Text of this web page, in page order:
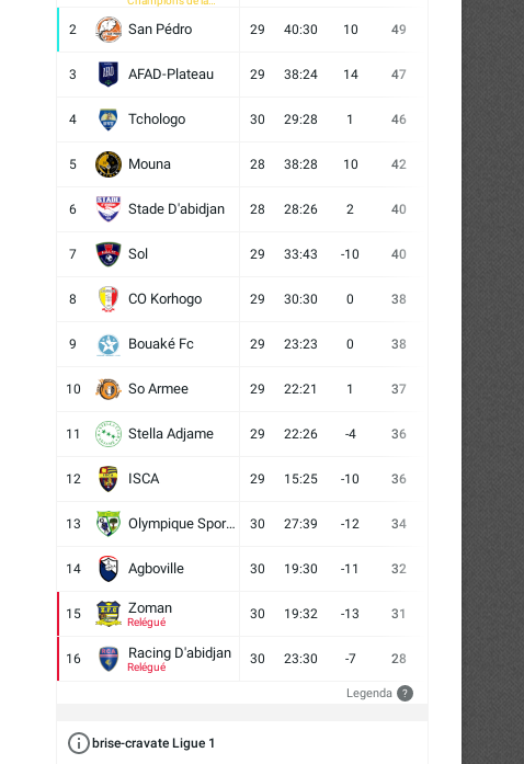
2 San Pédro 29 40:30 10 49
3 AFAD-Plateau 29 38:24 14 47
4 Tchologo 30 29:28 1 46
5 Mouna 28 38:28 10 42
6 Stade D'abidjan 28 28:26 2 40
7 Sol 29 33:43 -10 40
8 CO Korhogo 29 30:30 0 38
9 Bouaké Fc 29 23:23 0 38
10 So Armee 29 22:21 1 37
11 Stella Adjame 29 22:26 -4 36
12 ISCA 29 15:25 -10 36
13 Olympique Sport d'Abobo FC 30 27:39 -12 34
14 Agboville 30 19:30 -11 32
15 Zoman
Relégué
30 19:32 -13 31
16 Racing D'abidjan
Relégué
30 23:30 -7 28
Legenda ?
brise-cravate Ligue 1